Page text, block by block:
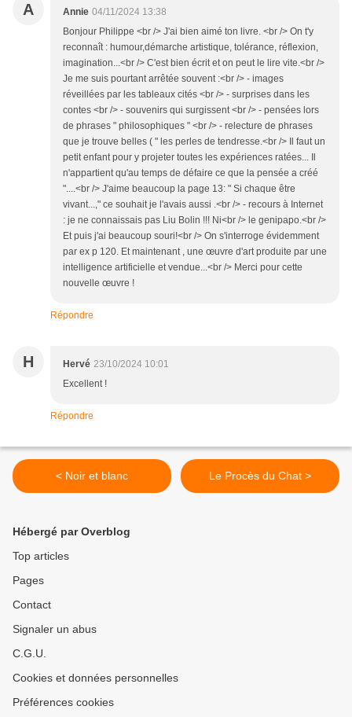
A Annie 04/11/2024 13:38
Bonjour Philippe <br /> J'ai bien aimé ton livre. <br /> On t'y
reconnaît : humour,démarche artistique, tolérance, réflexion,
imagination...<br /> C'est bien écrit et on peut le lire vite.<br />
Je me suis pourtant arrêtée souvent :<br /> - images
réveillées par les tableaux cités <br /> - surprises dans les
contes <br /> - souvenirs qui surgissent <br /> - pensées lors
de phrases " philosophiques " <br /> - relecture de phrases
que je trouve belles ( " les perles de tendresse.<br /> Il faut un
petit enfant pour y projeter toutes les expériences ratées... Il
n'appartient qu'au temps de défaire ce que la pensée a créé
"....<br /> J'aime beaucoup la page 13: " Si chaque être
vivant...," ce souhait je l'avais aussi .<br /> - recours à Internet
: je ne connaissais pas Liu Bolin !!! Ni<br /> le genipapo.<br />
Et puis j'ai beaucoup souri!<br /> On s'interroge évidemment
par ex p 120. Et maintenant , une œuvre d'art produite par une
intelligence artificielle et vendue...<br /> Merci pour cette
nouvelle œuvre !
Répondre
H Hervé 23/10/2024 10:01
Excellent !
Répondre
< Noir et blanc Le Procès du Chat >
Hébergé par Overblog
Top articles
Pages
Contact
Signaler un abus
C.G.U.
Cookies et données personnelles
Préférences cookies